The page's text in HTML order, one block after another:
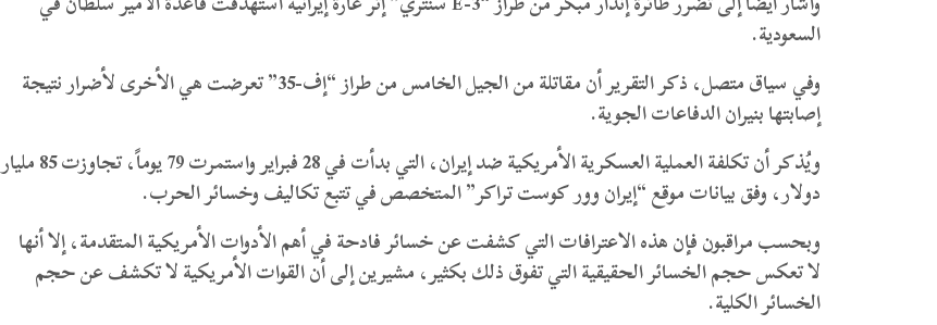
السعودية.
وفي سياق متصل، ذكر التقرير أن مقاتلة من الجيل الخامس من طراز “إف-35” تعرضت هي الأخرى لأضرار نتيجة
إصابتها بنيران الدفاعات الجوية.
ويُذكر أن تكلفة العملية العسكرية الأمريكية ضد إيران، التي بدأت في 28 فبراير واستمرت 79 يوماً، تجاوزت 85 مليار
دولار، وفق بيانات موقع “إيران وور كوست تراكر” المتخصص في تتبع تكاليف وخسائر الحرب.
وبحسب مراقبون فإن هذه الاعترافات التي كشفت عن خسائر فادحة في أهم الأدوات الأمريكية المتقدمة، إلا أنها
لا تعكس حجم الخسائر الحقيقية التي تفوق ذلك بكثير، مشيرين إلى أن القوات الأمريكية لا تكشف عن حجم
الخسائر الكلية.